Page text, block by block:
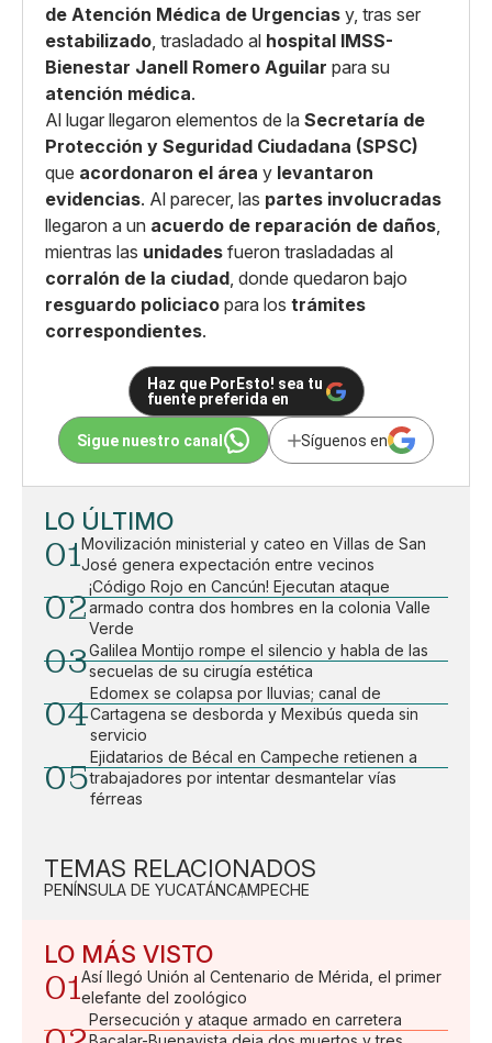
de Atención Médica de Urgencias y, tras ser
estabilizado, trasladado al hospital IMSS-
Bienestar Janell Romero Aguilar para su
atención médica.
Al lugar llegaron elementos de la Secretaría de
Protección y Seguridad Ciudadana (SPSC)
que acordonaron el área y levantaron
evidencias. Al parecer, las partes involucradas
llegaron a un acuerdo de reparación de daños,
mientras las unidades fueron trasladadas al
corralón de la ciudad, donde quedaron bajo
resguardo policiaco para los trámites
correspondientes.
Haz que PorEsto! sea tu
fuente preferida en
Sigue nuestro canal Síguenos en
LO ÚLTIMO
01Movilización ministerial y cateo en Villas de San
José genera expectación entre vecinos
02
¡Código Rojo en Cancún! Ejecutan ataque
armado contra dos hombres en la colonia Valle
Verde
03Galilea Montijo rompe el silencio y habla de las
secuelas de su cirugía estética
04
Edomex se colapsa por lluvias; canal de
Cartagena se desborda y Mexibús queda sin
servicio
05
Ejidatarios de Bécal en Campeche retienen a
trabajadores por intentar desmantelar vías
férreas
TEMAS RELACIONADOS
PENÍNSULA DE YUCATÁNCAMPECHE
LO MÁS VISTO
01Así llegó Unión al Centenario de Mérida, el primer
elefante del zoológico
Persecución y ataque armado en carretera